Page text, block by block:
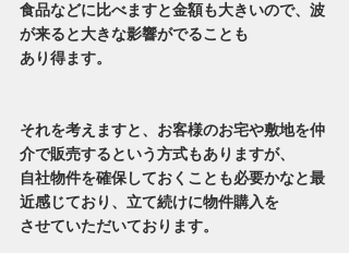
食品などに比べますと金額も大きいので、波
が来ると大きな影響がでることも
あり得ます。
それを考えますと、お客様のお宅や敷地を仲
介で販売するという方式もありますが、
自社物件を確保しておくことも必要かなと最
近感じており、立て続けに物件購入を
させていただいております。